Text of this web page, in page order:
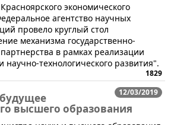
экономического
агентство научных
провело круглый стол
механизма государственно-
в рамках реализации
научно-технологического развития".
1829
12/03/2019
высшего образования